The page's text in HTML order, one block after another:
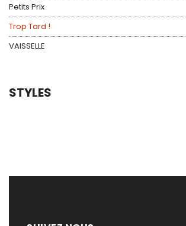
Petits Prix
Trop Tard !
VAISSELLE
STYLES